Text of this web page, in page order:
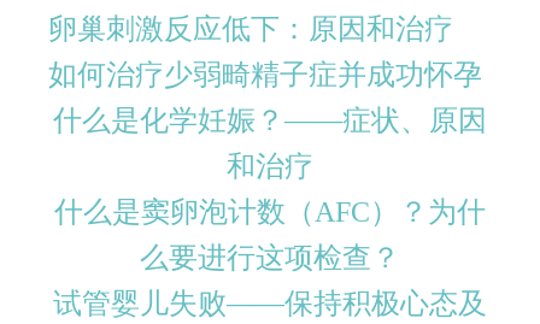
卵巢刺激反应低下：原因和治疗
如何治疗少弱畸精子症并成功怀孕
什么是化学妊娠？——症状、原因
和治疗
什么是窦卵泡计数（AFC）？为什
么要进行这项检查？
试管婴儿失败——保持积极心态及